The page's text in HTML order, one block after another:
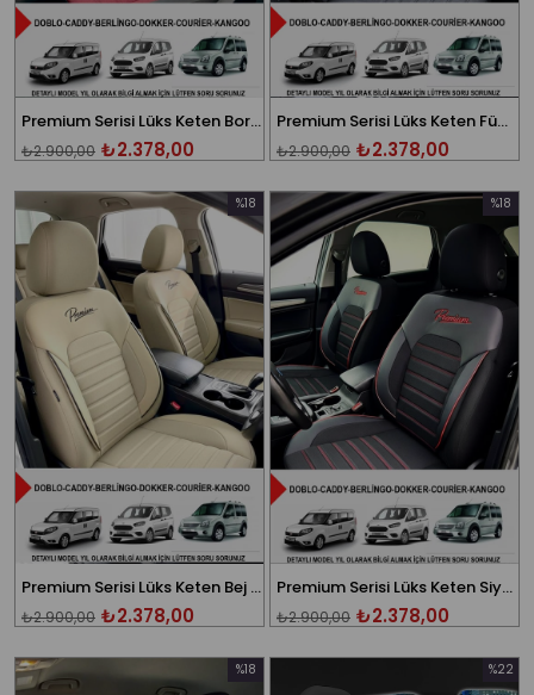
Premium Serisi Lüks Keten Bordo Üniversal Ticari Oto Koltuk Kılıfı (DOBLO-CADDY-BERLİNGO-DOKKER-COURİER-KANGOO UYUMLU)
₺2.378,00
₺2.900,00
Premium Serisi Lüks Keten Füme Üniversal Ticari Oto Koltuk Kılıfı (DOBLO-CADDY-BERLİNGO-DOKKER-COURİER-KANGOO UYUMLU)
₺2.378,00
₺2.900,00
Premium Serisi Lüks Keten Bej Üniversal Ticari Oto Koltuk Kılıfı (DOBLO-CADDY-BERLİNGO-DOKKER-COURİER-KANGOO UYUMLU)
₺2.378,00
₺2.900,00
%18
İndirim
%18İndirim
Premium Serisi Lüks Keten Siyah Üniversal Ticari Oto Koltuk Kılıfı (DOBLO-CADDY-BERLİNGO-DOKKER-COURİER-KANGOO UYUMLU)
₺2.378,00
₺2.900,00
%18
İndirim
%18
%22